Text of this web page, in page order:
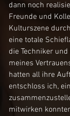
dann noch
Freunde und
Kulturszene
eine totale
die Techniker
meines
hatten all ihre
entschloss ich,
mitwirken